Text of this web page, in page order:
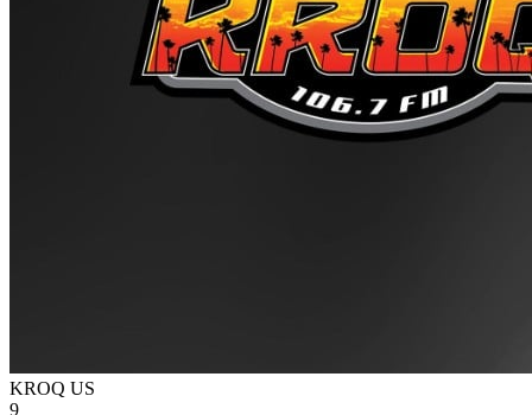
KROQ US
9